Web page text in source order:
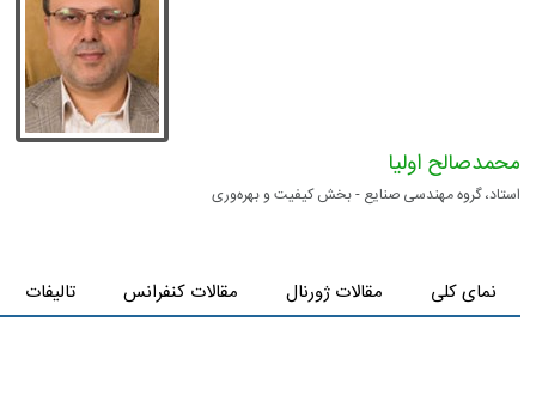
محمد‌صالح اولیا
استاد، گروه مهندسی صنایع - بخش کیفیت و بهره‌وری
نمای کلی مقالات ژورنال مقالات کنفرانس تالیفات